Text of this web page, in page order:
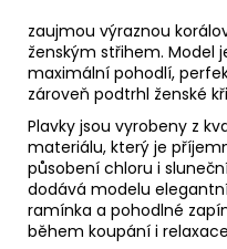
zaujmou výraznou
ženským střihem. Model
maximální pohodlí,
zároveň podtrhl ženské
Plavky jsou vyrobeny z
materiálu, který je
působení chloru i
dodává modelu
ramínka a pohodlné
během koupání i